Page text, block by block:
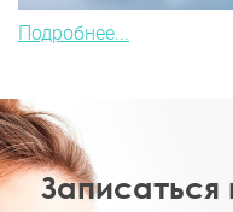
Подробнее...